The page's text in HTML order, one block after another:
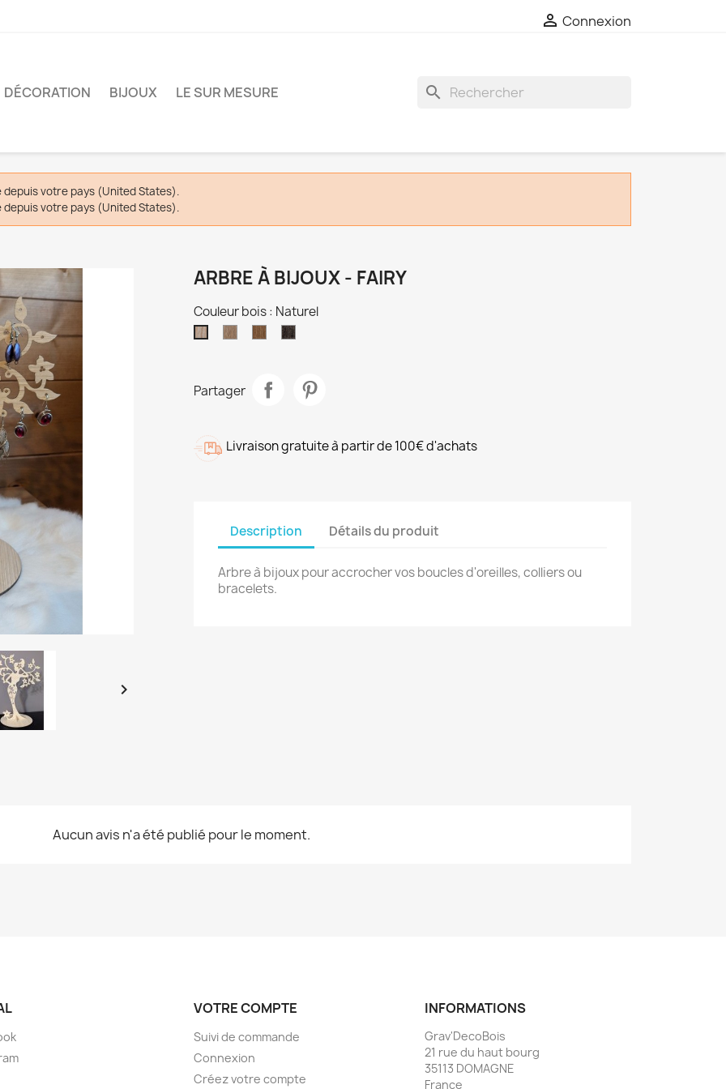
 Connexion
DÉCORATION BIJOUX LE SUR MESURE search
depuis votre pays (United States).
depuis votre pays (United States).

ARBRE À BIJOUX - FAIRY
Couleur bois : Naturel
Naturel
Chêne
Partager
Livraison gratuite à partir de 100€ d'achats
Description Détails du produit
Arbre à bijoux pour accrocher vos boucles d'oreilles, colliers ou
bracelets.
Aucun avis n'a été publié pour le moment.
VOTRE COMPTE
Suivi de commande
Connexion
Créez votre compte
INFORMATIONS
Grav'DecoBois
21 rue du haut bourg
35113 DOMAGNE
France